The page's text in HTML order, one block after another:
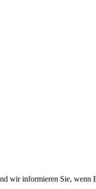
wir informieren Sie, wenn